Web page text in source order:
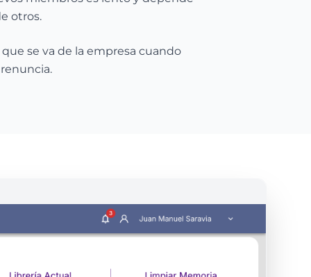
otros.
se va de la empresa cuando